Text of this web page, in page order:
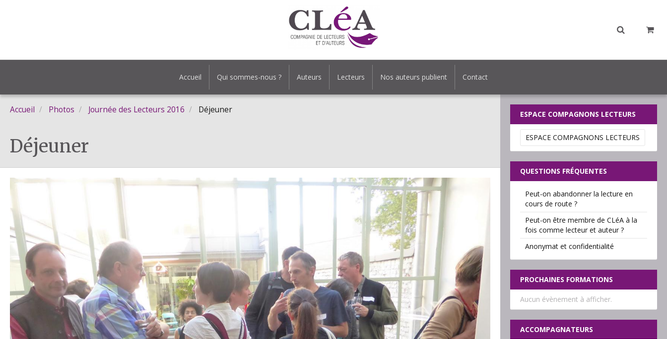
Accueil Qui sommes-nous ? Auteurs Lecteurs Nos auteurs publient Contact
Accueil Photos Journée des Lecteurs 2016 Déjeuner
Déjeuner
ESPACE COMPAGNONS LECTEURS
ESPACE COMPAGNONS LECTEURS
QUESTIONS FRÉQUENTES
Peut-on abandonner la lecture en
cours de route ?
Peut-on être membre de CLéA à la
fois comme lecteur et auteur ?
Anonymat et confidentialité
PROCHAINES FORMATIONS
Aucun évènement à afficher.
ACCOMPAGNATEURS